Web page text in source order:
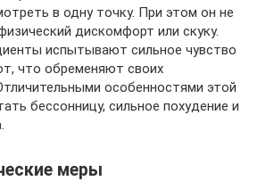
в одну точку. При этом он не
дискомфорт или скуку.
испытывают сильное чувство
что обременяют своих
особенностями этой
бессонницу, сильное похудение и
меры